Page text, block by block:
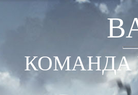
КОМАНДА